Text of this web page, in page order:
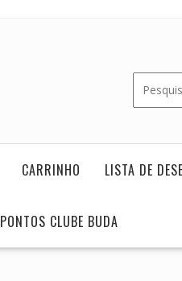
CARRINHO LISTA DE
PONTOS CLUBE BUDA